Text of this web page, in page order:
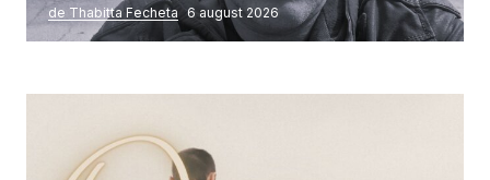
de Thabitta Fecheta 6 august 2026